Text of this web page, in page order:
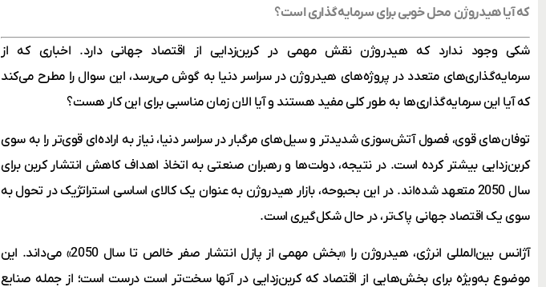
که آیا هیدروژن محل خوبی برای سرمایه‌گذاری است؟
شکی وجود ندارد که هیدروژن نقش مهمی در کربن‌زدایی از اقتصاد جهانی دارد. اخباری که از
سرمایه‌گذاری‌های متعدد در پروژه‌های هیدروژن در سراسر دنیا به گوش می‌رسد، این سوال را مطرح می‌کند
که آیا این سرمایه‌گذاری‌‌ها به طور کلی مفید هستند و آیا الان زمان مناسبی برای این کار هست؟
توفان‌های قوی، فصول آتش‌سوزی شدیدتر و سیل‌های مرگبار در سراسر دنیا، نیاز به اراده‌ای قوی‌تر را به سوی
کربن‌زدایی بیشتر کرده است. در نتیجه، دولت‌ها و رهبران صنعتی به اتخاذ اهداف کاهش انتشار کربن برای
سال 2050 متعهد شده‌اند. در این بحبوحه، بازار هیدروژن به عنوان یک کالای اساسی استراتژیک در تحول به
سوی یک اقتصاد جهانی پاک‌تر، در حال شکل‌گیری است.
آژانس بین‌المللی انرژی، هیدروژن را «بخش مهمی از پازل انتشار صفر خالص تا سال 2050» می‌داند. این
موضوع به‌ویژه برای بخش‌هایی از اقتصاد که کربن‌زدایی در آنها سخت‌تر است درست است؛ از جمله صنایع